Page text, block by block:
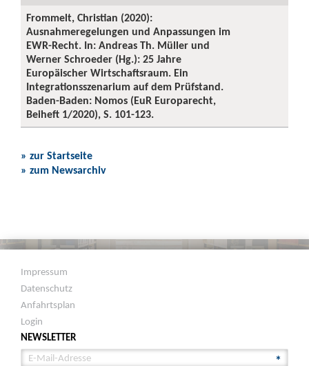
Frommelt, Christian (2020):
Ausnahmeregelungen und Anpassungen im
EWR-Recht. In: Andreas Th. Müller und
Werner Schroeder (Hg.): 25 Jahre
Europäischer Wirtschaftsraum. Ein
Integrationsszenarium auf dem Prüfstand.
Baden-Baden: Nomos (EuR Europarecht,
Beiheft 1/2020), S. 101-123.
» zur Startseite
» zum Newsarchiv
Impressum
Datenschutz
Anfahrtsplan
Login
NEWSLETTER